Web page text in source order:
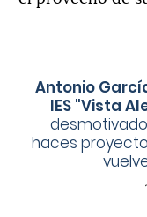
Antonio
IES "Vista
haces